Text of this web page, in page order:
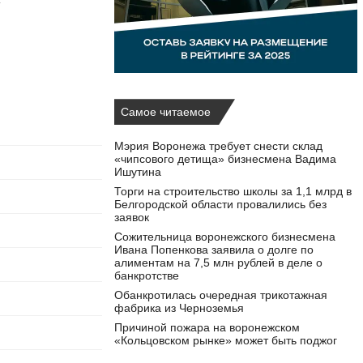
Самое читаемое
Мэрия Воронежа требует снести склад
«чипсового детища» бизнесмена Вадима
Ишутина
Торги на строительство школы за 1,1 млрд в
Белгородской области провалились без
заявок
Сожительница воронежского бизнесмена
Ивана Попенкова заявила о долге по
алиментам на 7,5 млн рублей в деле о
банкротстве
Обанкротилась очередная трикотажная
фабрика из Черноземья
Причиной пожара на воронежском
«Кольцовском рынке» может быть поджог